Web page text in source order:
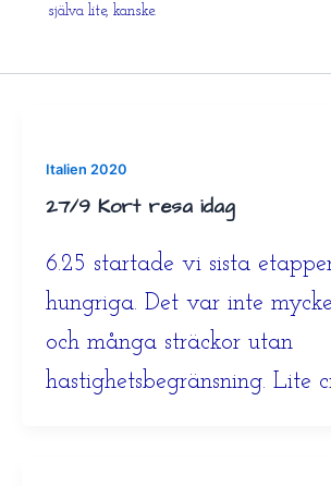
själva lite, kanske.
Italien 2020
27/9 Kort resa idag
6.25 startade vi sista
hungriga. Det var inte
och många sträckor utan
hastighetsbegränsning. Lite